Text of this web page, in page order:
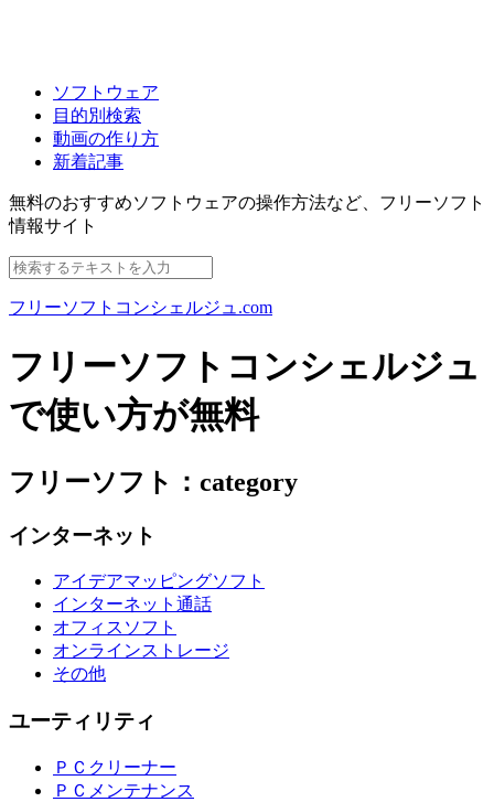
ソフトウェア
目的別検索
動画の作り方
新着記事
無料のおすすめソフトウェアの操作方法など、 フリーソフト
情報サイト
フリーソフトコンシェルジュ.com
フリーソフトコンシェルジュ
で使い方が無料
フリーソフト：category
インターネット
アイデアマッピングソフト
インターネット通話
オフィスソフト
オンラインストレージ
その他
ユーティリティ
ＰＣクリーナー
ＰＣメンテナンス